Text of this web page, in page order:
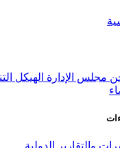
مجلس الإدارة الهيكل
والتقارير الدولية